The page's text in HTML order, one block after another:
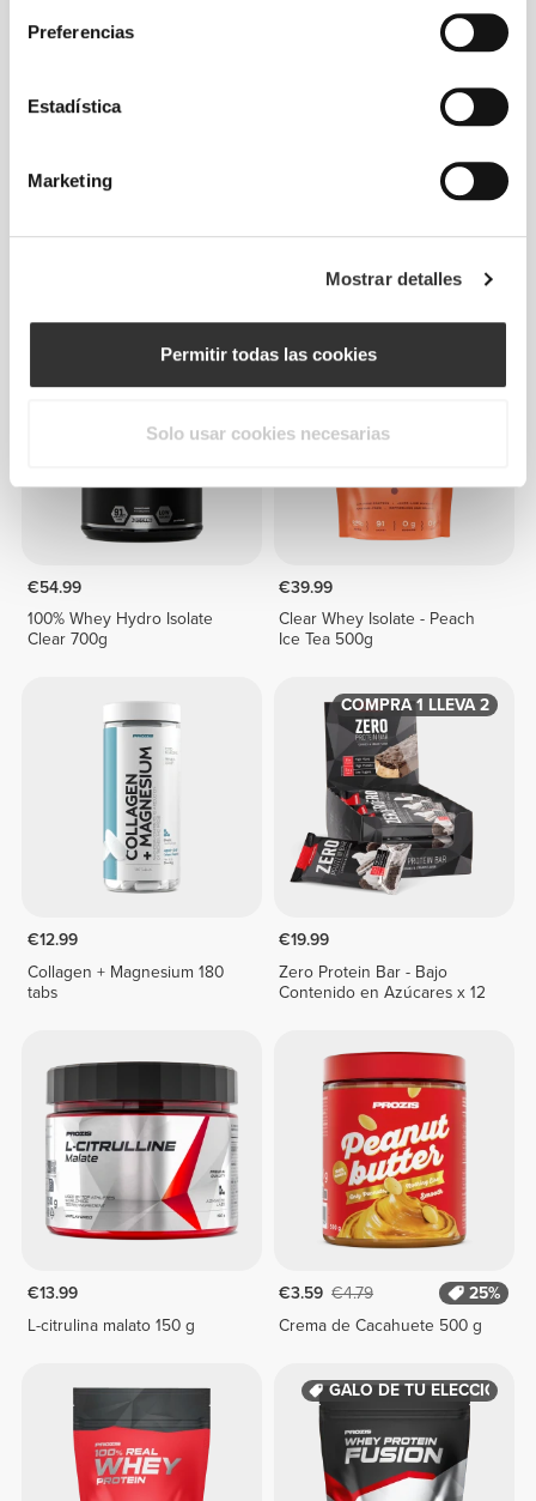
Preferencias
Estadística
Marketing
Mostrar detalles
Permitir todas las cookies
Solo usar cookies necesarias
€7.19 €8.99
20%
€14.99
cápsulas
€54.99
100% Whey Hydro Isolate
Clear 700g
€39.99
Clear Whey Isolate - Peach
Ice Tea 500g
€12.99
Collagen + Magnesium 180
tabs
COMPRA 1 LLEVA 2
€19.99
Zero Protein Bar - Bajo
Contenido en Azúcares x 12
€13.99
L-citrulina malato 150 g
€3.59 €4.79
25%
Crema de Cacahuete 500 g
REGALO DE TU ELECCIÓN